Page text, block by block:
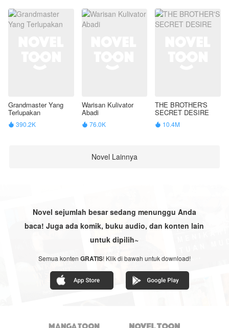
Grandmaster Yang
Terlupakan
 390.2K
Warisan Kulivator
Abadi
 76.0K
THE BROTHER'S
SECRET DESIRE
 10.4M
Novel Lainnya
Novel sejumlah besar sedang menunggu Anda
baca! Juga ada komik, buku audio, dan konten lain
untuk dipilih~
Semua konten GRATIS! Klik di bawah untuk download!